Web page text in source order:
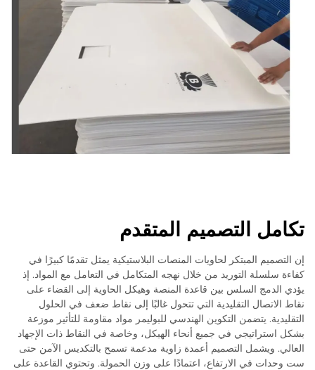
تكامل التصميم المتقدم
إن التصميم المبتكر لحاويات المنصات البلاستيكية يمثل تقدمًا كبيرًا في
كفاءة سلسلة التوريد من خلال نهجه المتكامل في التعامل مع المواد. إذ
يؤدي الدمج السلس بين قاعدة المنصة وهيكل الحاوية إلى القضاء على
نقاط الاتصال التقليدية التي تتحول غالبًا إلى نقاط ضعف في الحلول
التقليدية. يتضمن التكوين الهندسي للبوليمر مواد مقاومة للتأثير موزعة
بشكل استراتيجي في جميع أنحاء الهيكل، وخاصة في النقاط ذات الإجهاد
العالي. ويشمل التصميم أعمدة زاوية مدعمة تسمح بالتكديس الآمن حتى
ست وحدات في الارتفاع، اعتمادًا على وزن الحمولة. وتحتوي القاعدة على